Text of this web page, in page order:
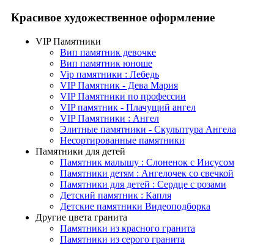
Красивое художественное оформление
VIP Памятники
Вип памятник девочке
Вип памятник юноше
Vip памятники : Лебедь
VIP Памятник - Дева Мария
VIP Памятники по профессии
VIP памятник - Плачущий ангел
VIP Памятники : Ангел
Элитные памятники - Скульптура Ангела
Несортированные памятники
Памятники для детей
Памятник малышу : Слоненок с Иисусом
Памятники детям : Ангелочек со свечкой
Памятники для детей : Сердце с розами
Детский памятник : Капля
Детские памятники Видеоподборка
Другие цвета гранита
Памятники из красного гранита
Памятники из серого гранита